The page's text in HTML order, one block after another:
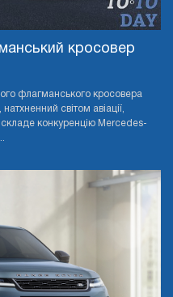
кросовер
флагманського кросовера
світом авіації,
конкуренцію Mercedes-